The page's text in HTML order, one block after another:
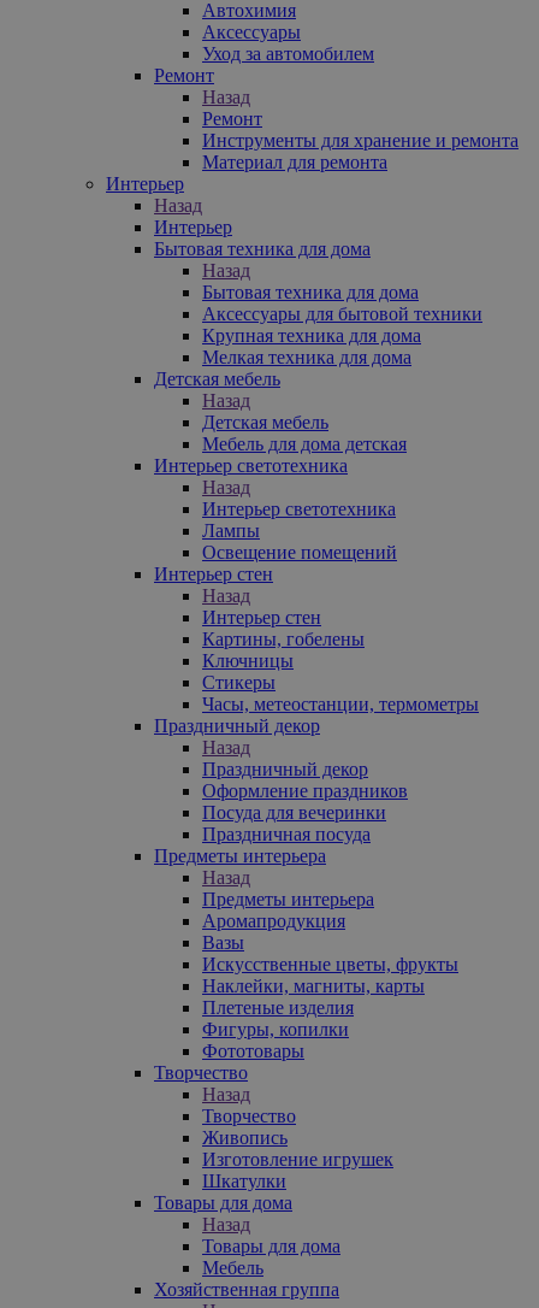
Автохимия
Аксессуары
Уход за автомобилем
Ремонт
Назад
Ремонт
Инструменты для хранение и ремонта
Материал для ремонта
Интерьер
Назад
Интерьер
Бытовая техника для дома
Назад
Бытовая техника для дома
Аксессуары для бытовой техники
Крупная техника для дома
Мелкая техника для дома
Детская мебель
Назад
Детская мебель
Мебель для дома детская
Интерьер светотехника
Назад
Интерьер светотехника
Лампы
Освещение помещений
Интерьер стен
Назад
Интерьер стен
Картины, гобелены
Ключницы
Стикеры
Часы, метеостанции, термометры
Праздничный декор
Назад
Праздничный декор
Оформление праздников
Посуда для вечеринки
Праздничная посуда
Предметы интерьера
Назад
Предметы интерьера
Аромапродукция
Вазы
Искусственные цветы, фрукты
Наклейки, магниты, карты
Плетеные изделия
Фигуры, копилки
Фототовары
Творчество
Назад
Творчество
Живопись
Изготовление игрушек
Шкатулки
Товары для дома
Назад
Товары для дома
Мебель
Хозяйственная группа